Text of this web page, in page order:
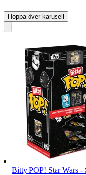
Hoppa över karusell
Bitty POP! Star Wars -